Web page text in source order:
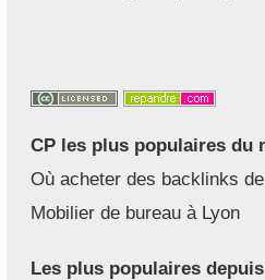
CP les plus populaires du
Où acheter des backlinks
Mobilier de bureau à Lyon
Les plus populaires